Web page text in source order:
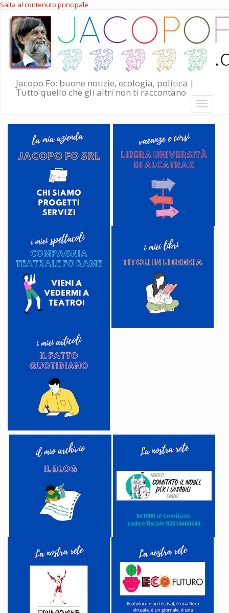
Salta al contenuto principale
Jacopo Fo: buone notizie, ecologia, politica |
Tutto quello che gli altri non ti raccontano
Toggle